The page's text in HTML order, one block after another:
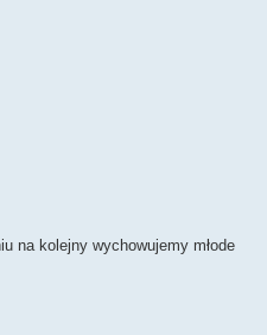
na kolejny wychowujemy młode